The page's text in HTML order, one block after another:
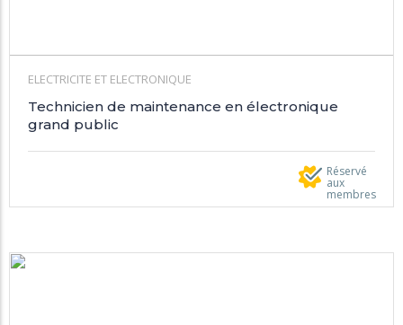
ELECTRICITE ET ELECTRONIQUE
Technicien de maintenance en électronique
grand public
Réservé
aux
membres